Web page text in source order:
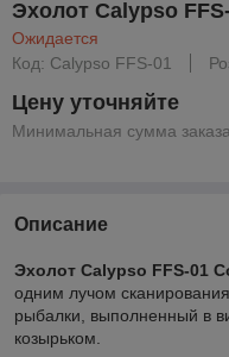
Эхолот Calypso
Ожидается
Код: Calypso FFS-01
Цену уточняйте
Минимальная сумма
Описание
Эхолот Calypso FFS-01
одним лучом
рыбалки, выполненный в
козырьком.